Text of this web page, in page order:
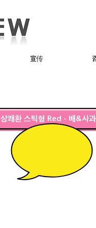
宣传
상쾌환 스틱형 Red - 배&사